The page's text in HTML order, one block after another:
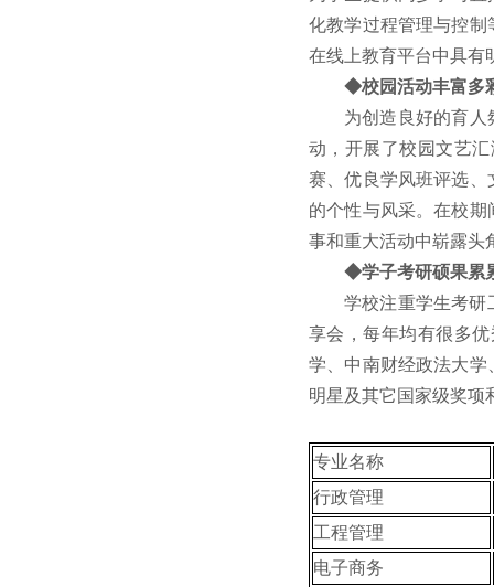
化教学过程管理与控
在线上教育平台中具有
◆校园活动丰富多
为创造良好的育人
动，开展了校园文艺
赛、优良学风班评选
的个性与风采。在校
事和重大活动中崭露头
◆学子考研硕果累
学校注重学生考研
享会，每年均有很多
学、中南财经政法大
明星及其它国家级奖项
专业名称
行政管理
工程管理
电子商务